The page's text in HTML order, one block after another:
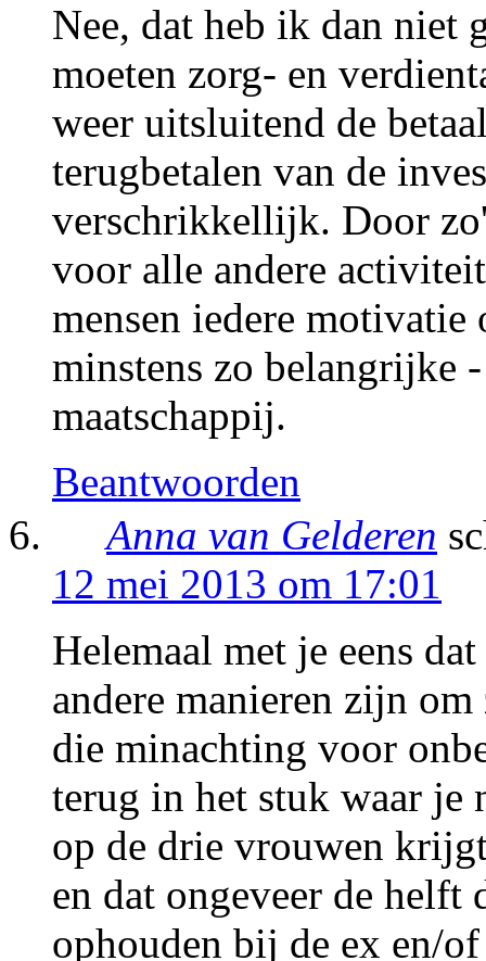
Nee, dat heb ik dan
moeten zorg- en
weer uitsluitend de
terugbetalen van de
verschrikkellijk. Door
voor alle andere
mensen iedere
minstens zo belangrijke
maatschappij.
Beantwoorden
Anna van Gelderen
12 mei 2013 om 17:01
Helemaal met je eens
andere manieren zijn
die minachting voor
terug in het stuk waar je
op de drie vrouwen
en dat ongeveer de helft
ophouden bij de ex en/